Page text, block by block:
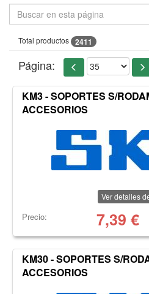
Total productos 2411
Página:
KM3 - SOPORTES S/
ACCESORIOS
Ver detalles
Precio: 7,39 €
KM30 - SOPORTES S/
ACCESORIOS